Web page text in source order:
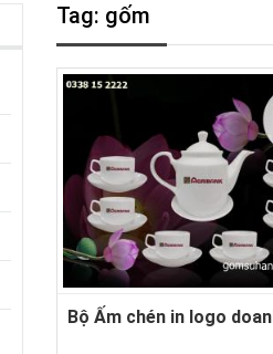
Tag: gốm
Bộ Ấm chén in logo